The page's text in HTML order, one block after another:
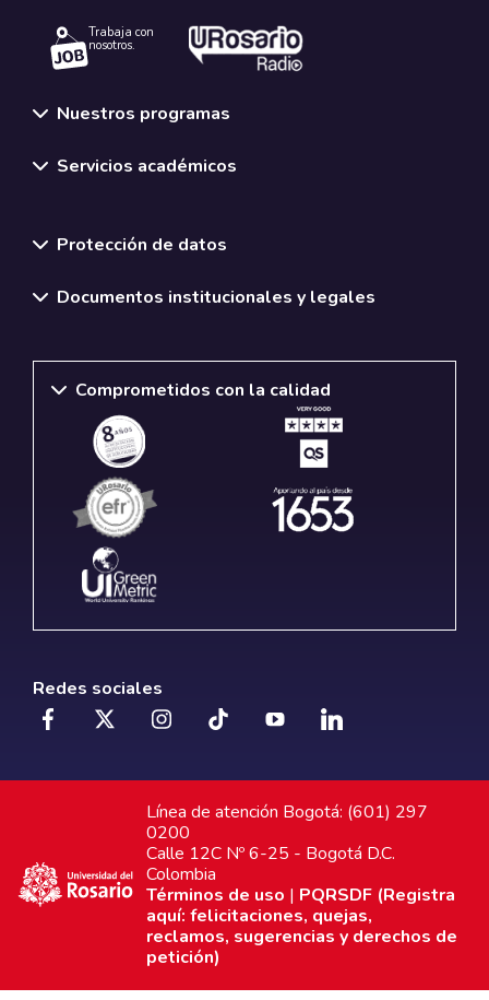
Trabaja con
nosotros.
Nuestros programas
Servicios académicos
Protección de datos
Documentos institucionales y legales
Comprometidos con la calidad
Redes sociales
Línea de atención Bogotá: (601) 297
0200
Calle 12C Nº 6-25 - Bogotá D.C.
Colombia
Términos de uso | PQRSDF (Registra
aquí: felicitaciones, quejas,
reclamos, sugerencias y derechos de
petición)